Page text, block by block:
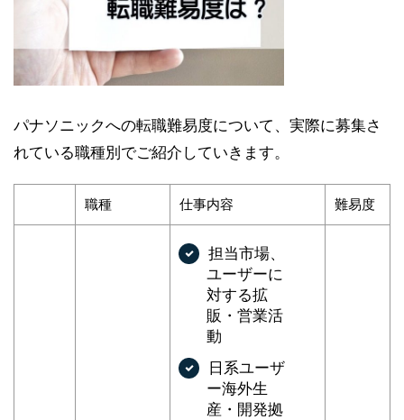
パナソニックへの転職難易度について、実際に募集さ
れている職種別でご紹介していきます。
職種 仕事内容 難易度
担当市場、
ユーザーに
対する拡
販・営業活
動
日系ユーザ
ー海外生
産・開発拠